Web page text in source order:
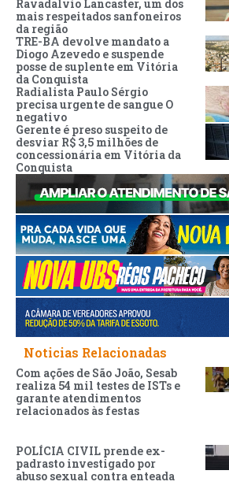
Ravadalvio Lancaster, um dos
mais respeitados sanfoneiros
da região
TRE-BA devolve mandato a
Diogo Azevedo e suspende
posse de suplente em Vitória
da Conquista
Radialista Paulo Sérgio
precisa urgente de sangue O
negativo
Gerente é preso suspeito de
desviar R$ 3,5 milhões de
concessionária em Vitória da
Conquista
Noticias Relacionadas
Com ações de São João, Sesab
realiza 54 mil testes de ISTs e
garante atendimentos
relacionados às festas
POLÍCIA CIVIL prende ex-
padrasto investigado por
abuso sexual contra enteada